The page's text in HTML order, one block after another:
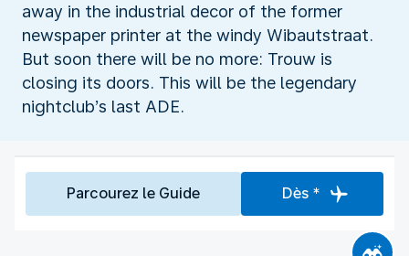
away in the industrial decor of the former
newspaper printer at the windy Wibautstraat.
But soon there will be no more: Trouw is
closing its doors. This will be the legendary
nightclub’s last ADE.
Parcourez le Guide Dès *